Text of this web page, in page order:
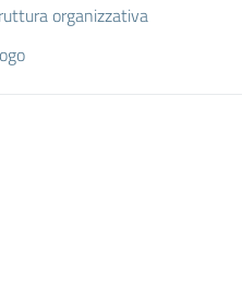
organizzativa